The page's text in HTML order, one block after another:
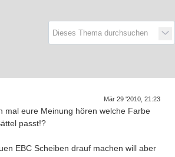
n
Mär 29 '2010, 21:23
mal eure Meinung hören welche Farbe
passt!?
EBC Scheiben drauf machen will aber